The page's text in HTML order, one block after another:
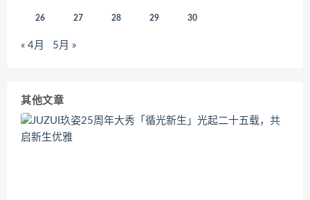
26 27 28 29 30
« 4月 5月 »
其他文章